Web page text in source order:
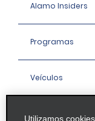
Alamo Insiders
Programas
Veículos
Agências
Utilizamos